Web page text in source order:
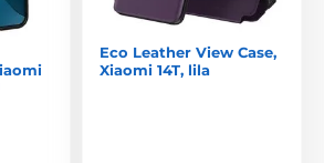
Eco Leather View Case,
Xiaomi 14T, lila